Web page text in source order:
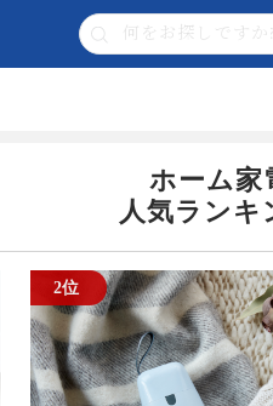
ホーム家
人気ランキ